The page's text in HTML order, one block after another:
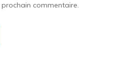
commentaire.